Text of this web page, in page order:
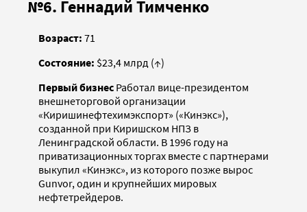
№6. Геннадий Тимченко
Возраст: 71
Состояние: $23,4 млрд (↑)
Первый бизнес Работал вице-президентом
внешнеторговой организации
«Киришинефтехимэкспорт» («Кинэкс»),
созданной при Киришском НПЗ в
Ленинградской области. В 1996 году на
приватизационных торгах вместе с партнерами
выкупил «Кинэкс», из которого позже вырос
Gunvor, один и крупнейших мировых
нефтетрейдеров.